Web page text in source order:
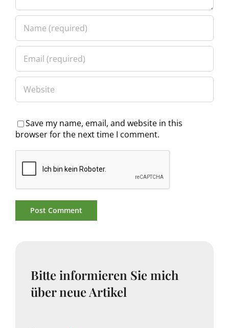
Save my name, email, and website in this
browser for the next time I comment.
Bitte informieren Sie mich
über neue Artikel